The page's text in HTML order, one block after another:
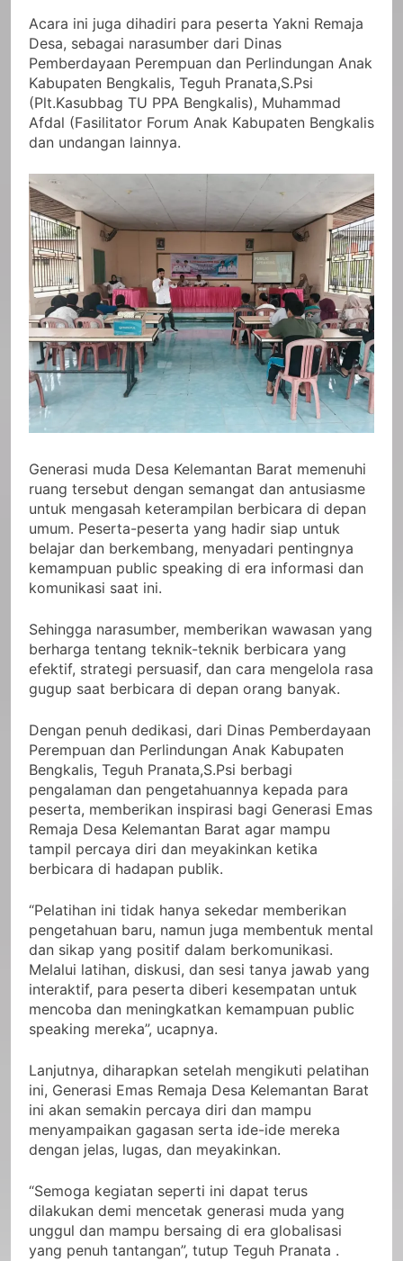
Acara ini juga dihadiri para peserta Yakni Remaja
Desa, sebagai narasumber dari Dinas
Pemberdayaan Perempuan dan Perlindungan Anak
Kabupaten Bengkalis, Teguh Pranata,S.Psi
(Plt.Kasubbag TU PPA Bengkalis), Muhammad
Afdal (Fasilitator Forum Anak Kabupaten Bengkalis
dan undangan lainnya.
Generasi muda Desa Kelemantan Barat memenuhi
ruang tersebut dengan semangat dan antusiasme
untuk mengasah keterampilan berbicara di depan
umum. Peserta-peserta yang hadir siap untuk
belajar dan berkembang, menyadari pentingnya
kemampuan public speaking di era informasi dan
komunikasi saat ini.
Sehingga narasumber, memberikan wawasan yang
berharga tentang teknik-teknik berbicara yang
efektif, strategi persuasif, dan cara mengelola rasa
gugup saat berbicara di depan orang banyak.
Dengan penuh dedikasi, dari Dinas Pemberdayaan
Perempuan dan Perlindungan Anak Kabupaten
Bengkalis, Teguh Pranata,S.Psi berbagi
pengalaman dan pengetahuannya kepada para
peserta, memberikan inspirasi bagi Generasi Emas
Remaja Desa Kelemantan Barat agar mampu
tampil percaya diri dan meyakinkan ketika
berbicara di hadapan publik.
“Pelatihan ini tidak hanya sekedar memberikan
pengetahuan baru, namun juga membentuk mental
dan sikap yang positif dalam berkomunikasi.
Melalui latihan, diskusi, dan sesi tanya jawab yang
interaktif, para peserta diberi kesempatan untuk
mencoba dan meningkatkan kemampuan public
speaking mereka”, ucapnya.
Lanjutnya, diharapkan setelah mengikuti pelatihan
ini, Generasi Emas Remaja Desa Kelemantan Barat
ini akan semakin percaya diri dan mampu
menyampaikan gagasan serta ide-ide mereka
dengan jelas, lugas, dan meyakinkan.
“Semoga kegiatan seperti ini dapat terus
dilakukan demi mencetak generasi muda yang
unggul dan mampu bersaing di era globalisasi
yang penuh tantangan”, tutup Teguh Pranata .